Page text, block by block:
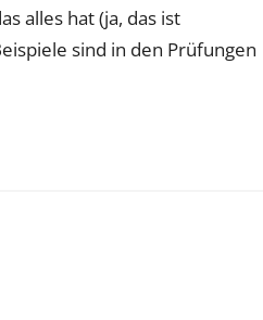
alles hat (ja, das ist
sind in den Prüfungen